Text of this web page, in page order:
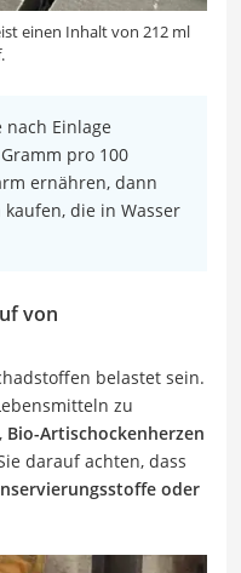
einen Inhalt von 212 ml
Einlage
pro 100
ernähren, dann
die in Wasser
von
belastet sein.
zu
Bio-Artischockenherzen
darauf achten, dass
oder